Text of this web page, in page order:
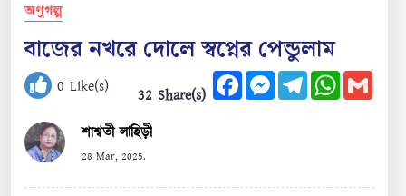
অণুগল্প
বাজের নখরে দোলে স্বপ্নের পেন্ডুলাম
0 Like(s) 32 Share(s)
FacebookMessengerTelegramWhatsApp
শাশ্বতী লাহিড়ী
28 Mar, 2025.